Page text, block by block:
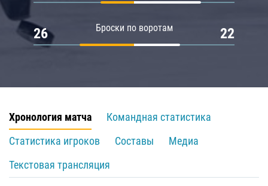
Броски по воротам
26 22
Хронология матча
Командная статистика
Статистика игроков
Составы
Медиа
Текстовая трансляция